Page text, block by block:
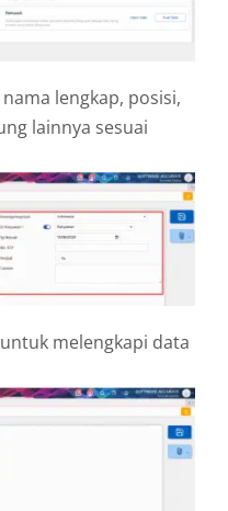
lengkap, posisi,
lainnya sesuai
untuk melengkapi data